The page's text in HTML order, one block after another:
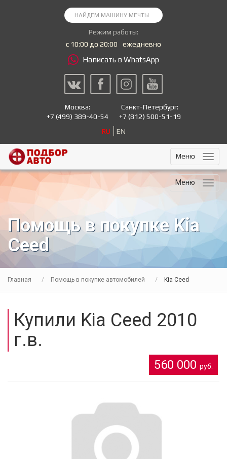
Режим работы:
с 10:00 до 20:00
ежедневно
Написать в WhatsApp
Москва:
+7 (499) 389-40-54
Санкт-Петербург:
+7 (812) 500-51-19
RU
EN
Меню
Меню
Помощь в покупке Kia
Ceed
Главная Помощь в покупке автомобилей Kia Ceed
Купили Kia Ceed 2010
г.в.
560 000 руб.